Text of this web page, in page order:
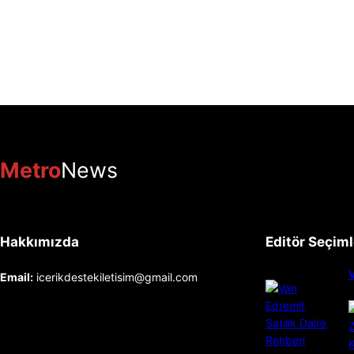
MetroNews
Hakkımızda
Email: icerikdestekiletisim@gmail.com
Editör